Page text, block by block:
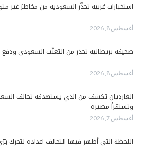
استخبارات غربية تحذّر السعودية من مخاطرَ غير
أغسطس 8, 2026
صحيفة بريطانية تحذر من التعنُّت السعودي
أغسطس 8, 2026
الغارديان تكشف من الذي يستهدفه تحالف
وتستقرأ مصيره
أغسطس 7, 2026
اللحظة التي أظهر فيها التحالف اعداده لتحرك